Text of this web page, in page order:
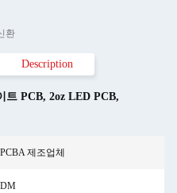
환
Description
트 PCB, 2oz LED PCB,
제조업체